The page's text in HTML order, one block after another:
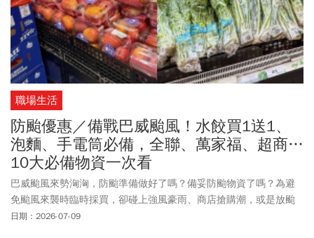
職場生活
防颱優惠／備戰巴威颱風！水餃買1送1、
泡麵、手電筒必備，全聯、萬家福、超商…
10大必備物資一次看
巴威颱風來勢洶洶，防颱準備做好了嗎？備妥防颱物資了嗎？為避
免颱風來襲時臨時採買，卻碰上強風豪雨、商店搶購潮，或是放颱
風假暫停外送的情形發生，各大超市、量販店已陸續啟動颱風備貨
日期：2026-07-09